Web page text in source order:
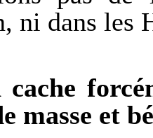
ni dans les
cache
masse et